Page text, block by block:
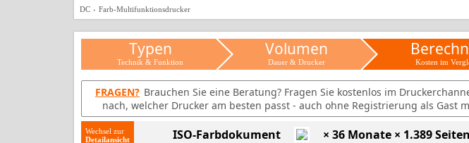
DC Farb-Multifunktionsdrucker
Typen
Technik & Funktion
Volumen
Dauer & Drucker Kosten im
FRAGEN? Brauchen Sie eine Beratung? Fragen Sie kostenlos im
nach, welcher Drucker am besten passt - auch ohne Registrierung als Gast
Wechsel zur
ISO-Farbdokument
× 36 Monate × 1.389 Seiten